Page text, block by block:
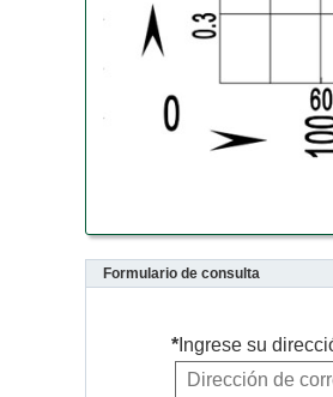
Formulario de consulta
*Ingrese su